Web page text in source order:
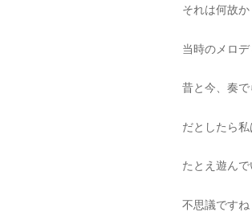
それは何故
当時のメロ
昔と今、奏
だとしたら
たとえ遊ん
不思議です